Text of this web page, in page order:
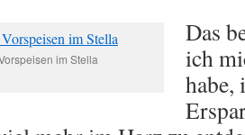
im Stella
Das
ich
habe,